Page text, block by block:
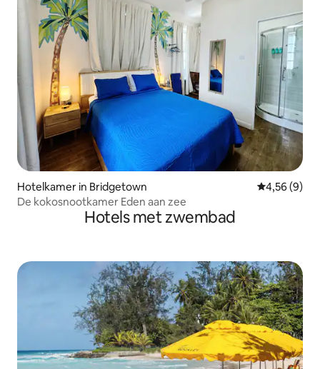
Hotelkamer in Bridgetown Gemiddelde
4,56 (9)
De kokosnootkamer Eden aan zee
Hotels met zwembad